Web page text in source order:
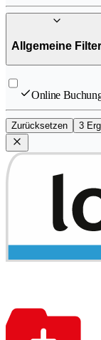
Allgemeine Filter
Online
Zurücksetzen 3